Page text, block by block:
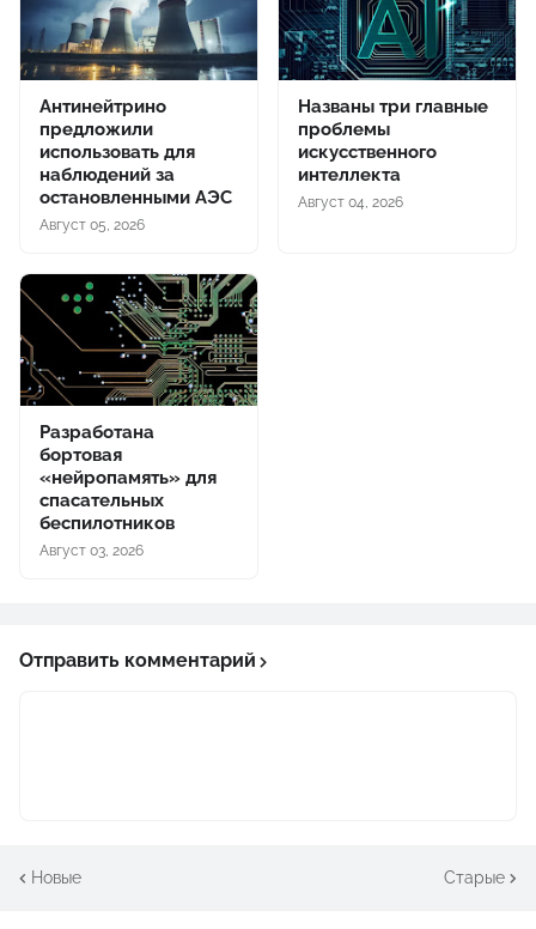
Антинейтрино
предложили
использовать для
наблюдений за
остановленными АЭС
Август 05, 2026
Названы три главные
проблемы
искусственного
интеллекта
Август 04, 2026
Разработана
бортовая
«нейропамять» для
спасательных
беспилотников
Август 03, 2026
Отправить комментарий
Новые Старые